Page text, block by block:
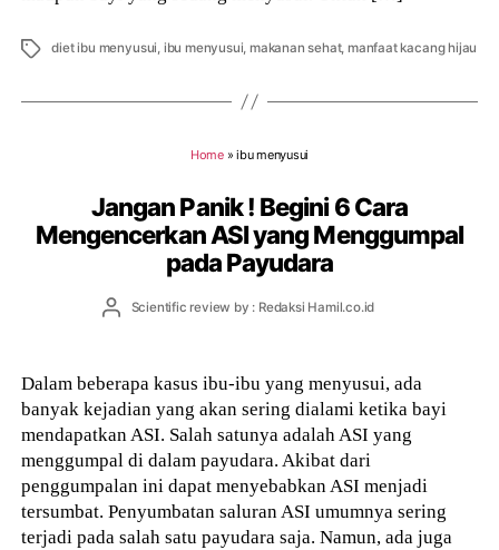
Tags diet ibu menyusui, ibu menyusui, makanan sehat,manfaat kacang hijau
Home»ibu menyusui
Jangan Panik ! Begini 6 Cara
Mengencerkan ASI yang Menggumpal
pada Payudara
PostScientific review by : Redaksi Hamil.co.id
Dalam beberapa kasus ibu-ibu yang menyusui, ada
banyak kejadian yang akan sering dialami ketika bayi
mendapatkan ASI. Salah satunya adalah ASI yang
menggumpal di dalam payudara. Akibat dari
penggumpalan ini dapat menyebabkan ASI menjadi
tersumbat. Penyumbatan saluran ASI umumnya sering
terjadi pada salah satu payudara saja. Namun, ada juga